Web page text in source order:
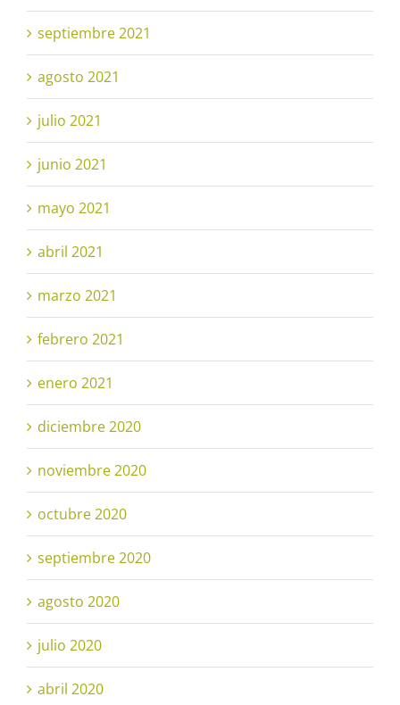
septiembre 2021
agosto 2021
julio 2021
junio 2021
mayo 2021
abril 2021
marzo 2021
febrero 2021
enero 2021
diciembre 2020
noviembre 2020
octubre 2020
septiembre 2020
agosto 2020
julio 2020
abril 2020